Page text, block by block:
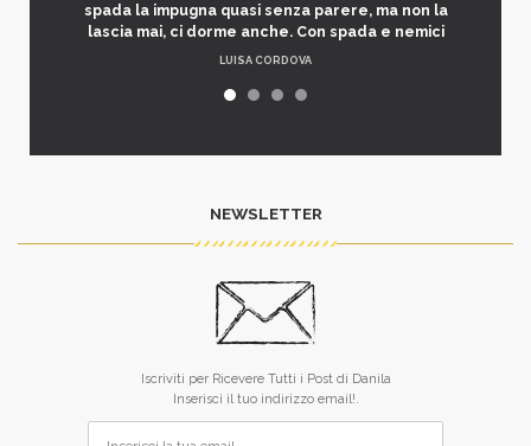
spada la impugna quasi senza parere, ma non la
lascia mai, ci dorme anche. Con spada e nemici
LUISA CORDOVA
NEWSLETTER
Iscriviti per Ricevere Tutti i Post di Danila
Inserisci il tuo indirizzo email!.